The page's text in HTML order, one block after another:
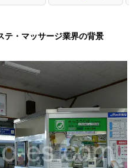
テ・マッサージ業界の背景